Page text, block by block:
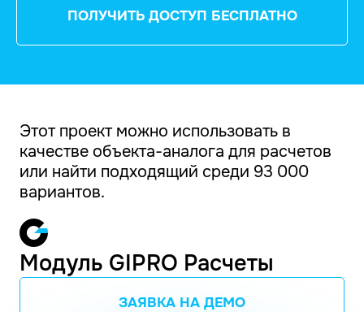
ПОЛУЧИТЬ ДОСТУП БЕСПЛАТНО
Этот проект можно использовать в
качестве объекта-аналога для расчетов
или найти подходящий среди 93 000
вариантов.
Модуль GIPRO Расчеты
ЗАЯВКА НА ДЕМО